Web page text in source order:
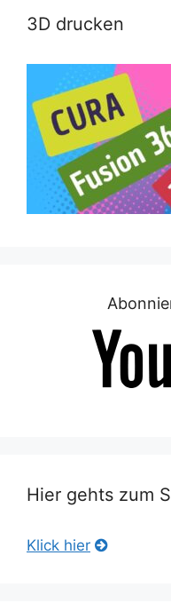
3D drucken
Hier gehts zum
Klick hier